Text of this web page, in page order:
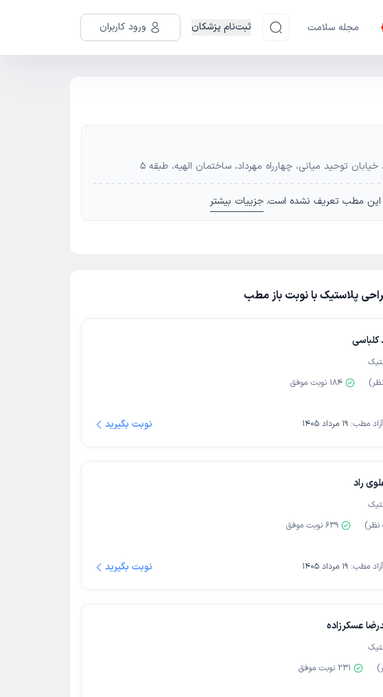
مجله سلامت ثبت‌نام پزشکان ورود کاربران
توحید میانی، چهارراه مهرداد، ساختمان الهیه، طبقه 5
این مطب تعریف نشده است. جزییات بیشتر
پلاستیک با نوبت باز مطب
نظر) 184 نوبت موفق
مطب: 19 مرداد 1405 نوبت بگیرید
راد
نظر) 639 نوبت موفق
مطب: 19 مرداد 1405 نوبت بگیرید
عسکرزاده
231 نوبت موفق